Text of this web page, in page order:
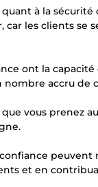
à la
les clients se
ont la
accru de
vous prenez
et en